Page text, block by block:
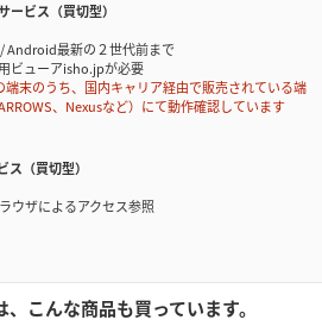
ービス（買切型）
Android最新の２世代前まで
ビューアisho.jpが必要
末のうち、国内キャリア経由で販売されている端
、Nexusなど）にて動作確認しています
ス（買切型）
ウザによるアクセス参照
こんな商品も買っています。